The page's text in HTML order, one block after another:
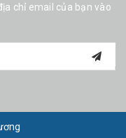
chỉ email của bạn vào